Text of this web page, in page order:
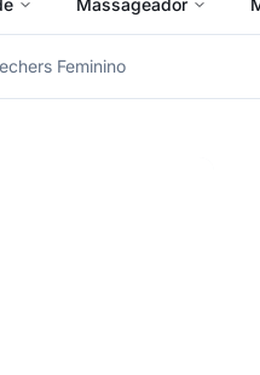
Massageador
Feminino